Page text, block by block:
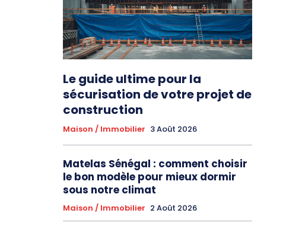
Le guide ultime pour la
sécurisation de votre projet de
construction
Maison / Immobilier 3 Août 2026
Matelas Sénégal : comment choisir
le bon modèle pour mieux dormir
sous notre climat
Maison / Immobilier 2 Août 2026